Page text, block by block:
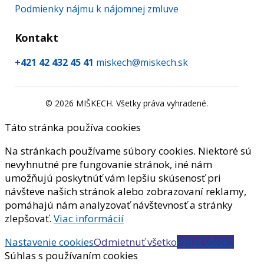
Podmienky nájmu k nájomnej zmluve
Kontakt
+421 42 432 45 41 miskech@miskech.sk
© 2026 MIŠKECH. Všetky práva vyhradené.
Táto stránka používa cookies
Na stránkach používame súbory cookies. Niektoré sú
nevyhnutné pre fungovanie stránok, iné nám
umožňujú poskytnúť vám lepšiu skúsenosť pri
návšteve našich stránok alebo zobrazovaní reklamy,
pomáhajú nám analyzovať návštevnosť a stránky
zlepšovať. Viac informácií
Nastavenie cookiesOdmietnuť všetkoPrijať všetko
Súhlas s používaním cookies